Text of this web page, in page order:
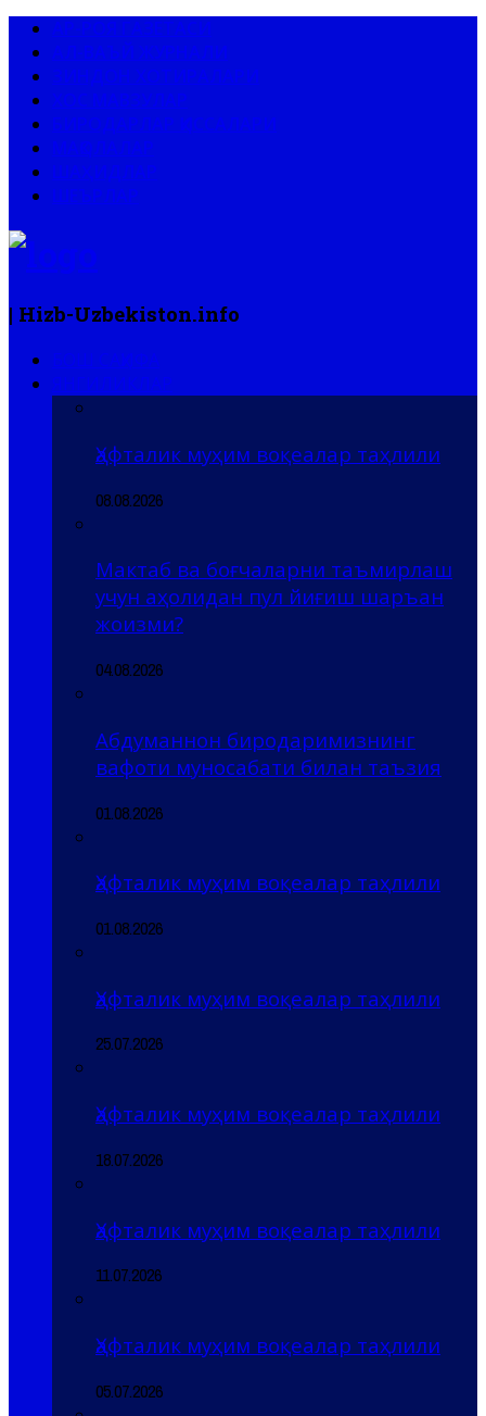
| Hizb-Uzbekiston.info
Ҳафталик муҳим воқеалар таҳлили
08.08.2026
Мактаб ва боғчаларни таъмирлаш
учун аҳолидан пул йиғиш шаръан
жоизми?
04.08.2026
Абдуманнон биродаримизнинг
вафоти муносабати билан таъзия
01.08.2026
Ҳафталик муҳим воқеалар таҳлили
01.08.2026
Ҳафталик муҳим воқеалар таҳлили
25.07.2026
Ҳафталик муҳим воқеалар таҳлили
18.07.2026
Ҳафталик муҳим воқеалар таҳлили
11.07.2026
Ҳафталик муҳим воқеалар таҳлили
05.07.2026